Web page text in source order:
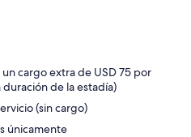
cargo extra de USD 75 por
de la estadía)
(sin cargo)
únicamente